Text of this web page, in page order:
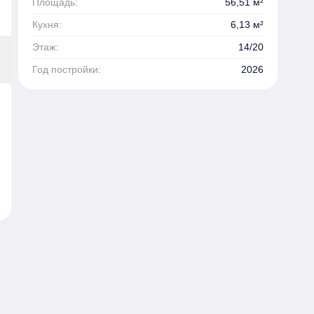
Кухня:
6,13 м²
Этаж:
14/20
Год постройки:
2026